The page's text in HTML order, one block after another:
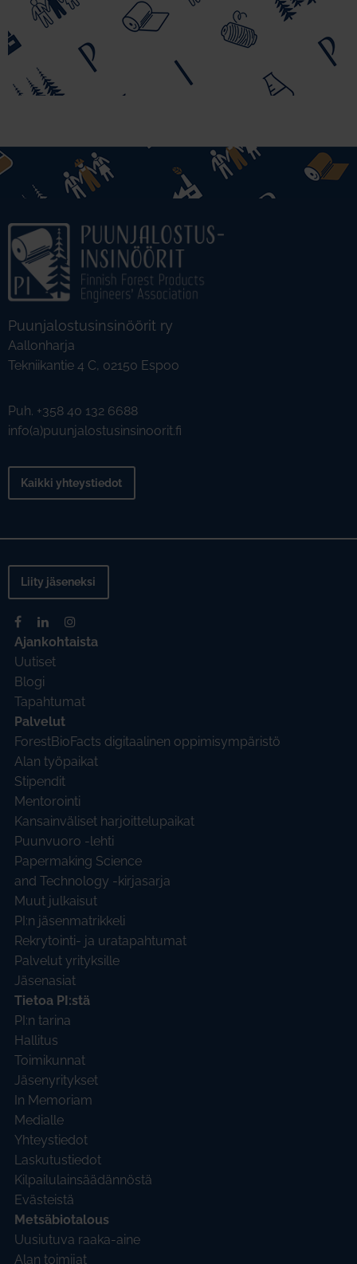
Puunjalostusinsinöörit ry
Aallonharja
Tekniikantie 4 C, 02150 Espoo
Puh. +358 40 132 6688
info(a)puunjalostusinsinoorit.fi
Kaikki yhteystiedot
Liity jäseneksi
Ajankohtaista
Uutiset
Blogi
Tapahtumat
Palvelut
ForestBioFacts digitaalinen oppimisympäristö
Alan työpaikat
Stipendit
Mentorointi
Kansainväliset harjoittelupaikat
Puunvuoro -lehti
Papermaking Science
and Technology -kirjasarja
Muut julkaisut
PI:n jäsenmatrikkeli
Rekrytointi- ja uratapahtumat
Palvelut yrityksille
Jäsenasiat
Tietoa PI:stä
PI:n tarina
Hallitus
Toimikunnat
Jäsenyritykset
In Memoriam
Medialle
Yhteystiedot
Laskutustiedot
Kilpailulainsäädännöstä
Evästeistä
Metsäbiotalous
Uusiutuva raaka-aine
Alan toimijat